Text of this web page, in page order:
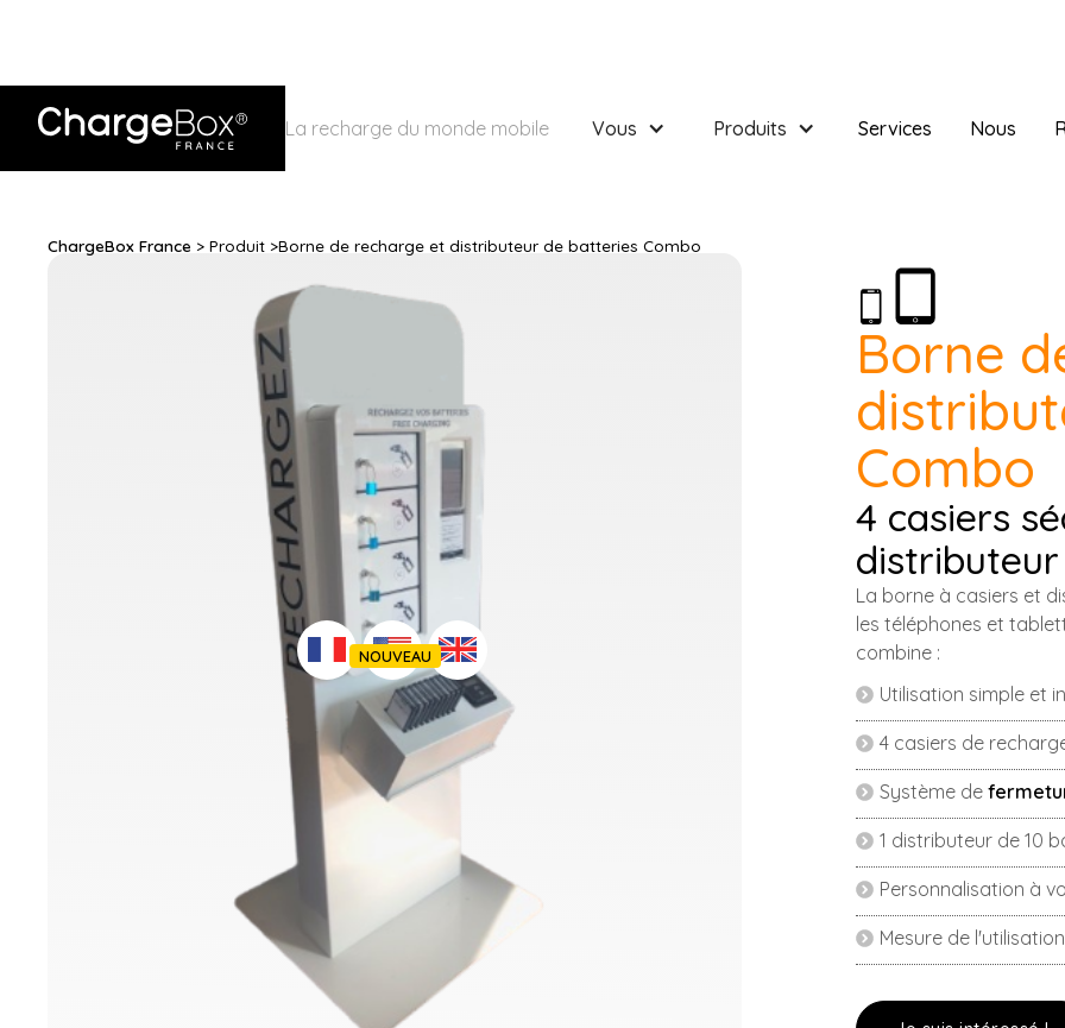
La recharge du monde mobile Vous Produits Services Nous
ChargeBox France > Produit >Borne de recharge et distributeur de batteries Combo
NOUVEAU
Borne
Combo
4 casiers
La borne à casiers et
les téléphones et
combine :
Utilisation simple et
4 casiers de
Système de
1 distributeur de 10
Personnalisation à
Mesure de